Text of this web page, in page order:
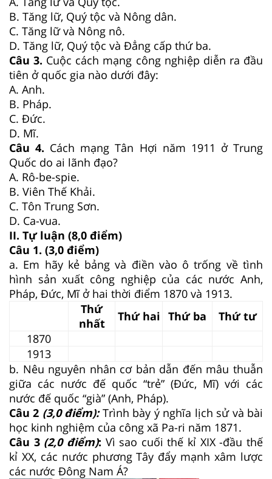
B. Tăng lữ, Quý tộc và Nông dân.
C. Tăng lữ và Nông nô.
D. Tăng lữ, Quý tộc và Đẳng cấp thứ ba.
Câu 3. Cuộc cách mạng công nghiệp diễn ra đầu
tiên ở quốc gia nào dưới đây:
A. Anh.
B. Pháp.
C. Đức.
D. Mĩ.
Câu 4. Cách mạng Tân Hợi năm 1911 ở Trung
Quốc do ai lãnh đạo?
A. Rô-be-spie.
B. Viên Thế Khải.
C. Tôn Trung Sơn.
D. Ca-vua.
II. Tự luận (8,0 điểm)
Câu 1. (3,0 điểm)
a. Em hãy kẻ bảng và điền vào ô trống về tình
hình sản xuất công nghiệp của các nước Anh,
Pháp, Đức, Mĩ ở hai thời điểm 1870 và 1913.
Thứ
nhất
Thứ hai Thứ ba
Thứ tư
1870
1913
b. Nêu nguyên nhân cơ bản dẫn đến mâu thuẫn
giữa các nước đế quốc “trẻ” (Đức, Mĩ) với các
nước đế quốc “già” (Anh, Pháp).
Câu 2 (3,0 điểm):Trình bày ý nghĩa lịch sử và bài
học kinh nghiệm của công xã Pa-ri năm 1871.
Câu 3 (2,0 điểm): Vì sao cuối thế kỉ XIX -đầu thế
kỉ XX, các nước phương Tây đẩy mạnh xâm lược
các nước Đông Nam Á?